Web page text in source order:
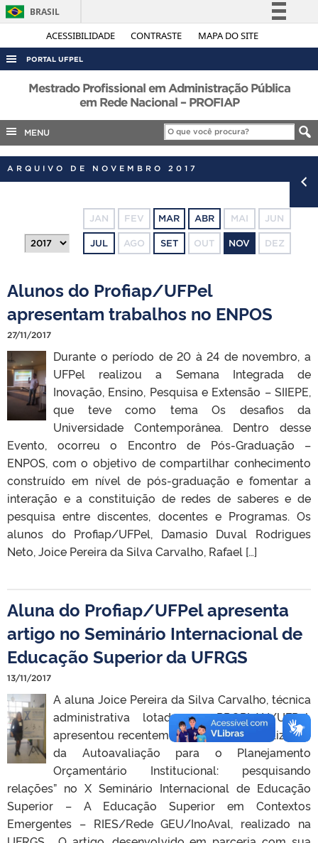
ACESSIBILIDADE CONTRASTE MAPA DO SITE
BRASIL
Simplifique!
Acesso à informação
Legislação
Canais
PORTAL UFPEL
ACESSO À INFORMAÇÃO
COBALTO
CONCURSOS
PORTARIAS
Mestrado Profissional em Administração Pública
em Rede Nacional – PROFIAP
MENU
ARQUIVO DE NOVEMBRO 2017
JAN FEV MAR ABR MAI JUN
JUL AGO SET OUT NOV DEZ
Alunos do Profiap/UFPel
apresentam trabalhos no ENPOS
27/11/2017
Durante o período de 20 à 24 de novembro, a
UFPel realizou a Semana Integrada de
Inovação, Ensino, Pesquisa e Extensão – SIIEPE,
que teve como tema Os desafios da
Universidade Contemporânea. Dentro desse
Evento, ocorreu o Encontro de Pós-Graduação –
ENPOS, com o objetivo de compartilhar conhecimento
construído em nível de pós-graduação e fomentar a
interação e a constituição de redes de saberes e de
pesquisa entre discentes, docentes e Programas. Os
alunos do Profiap/UFPel, Damasio Duval Rodrigues
Neto, Joice Pereira da Silva Carvalho, Rafael […]
Aluna do Profiap/UFPel apresenta
artigo no Seminário Internacional de
Educação Superior da UFRGS
13/11/2017
A aluna Joice Pereira da Silva Carvalho, técnica
administrativa lotada na PROPLAN/UFPel,
apresentou recentemente o artigo “A Utilização
da Autoavaliação para o Planejamento
Orçamentário Institucional: pesquisando
relações” no X Seminário Internacional de Educação
Superior – A Educação Superior em Contextos
Emergentes – RIES/Rede GEU/InoAval, realizado na